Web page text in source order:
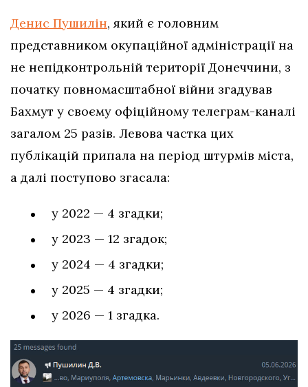
Денис Пушилін, який є головним
представником окупаційної адміністрації на
не непідконтрольній території Донеччини, з
початку повномасштабної війни згадував
Бахмут у своєму офіційному телеграм-каналі
загалом 25 разів. Левова частка цих
публікацій припала на період штурмів міста,
а далі поступово згасала:
у 2022 — 4 згадки;
у 2023 — 12 згадок;
у 2024 — 4 згадки;
у 2025 — 4 згадки;
у 2026 — 1 згадка.